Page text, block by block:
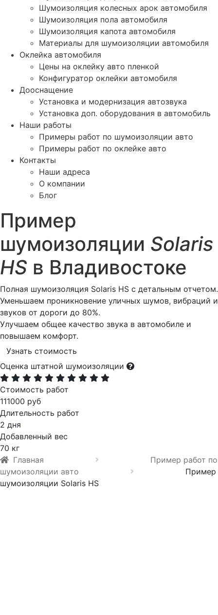
Шумоизоляция колесных арок автомобиля
Шумоизоляция пола автомобиля
Шумоизоляция капота автомобиля
Материалы для шумоизоляции автомобиля
Оклейка автомобиля
Цены на оклейку авто пленкой
Конфигуратор оклейки автомобиля
Дооснащение
Установка и модернизация автозвука
Установка доп. оборудования в автомобиль
Наши работы
Примеры работ по шумоизоляции авто
Примеры работ по оклейке авто
Контакты
Наши адреса
О компании
Блог
Пример
шумоизоляции Solaris
HS в Владивостоке
Полная шумоизоляция Solaris HS с детальным отчетом.
Уменьшаем проникновение уличных шумов, вибраций и
звуков от дороги до 80%.
Улучшаем общее качество звука в автомобиле и
повышаем комфорт.
Узнать стоимость
Оценка штатной шумоизоляции
Стоимость работ
111000 руб
Длительность работ
2 дня
Добавленный вес
70 кг
Главная
Пример работ по
шумоизоляции авто
Пример
шумоизоляции Solaris HS